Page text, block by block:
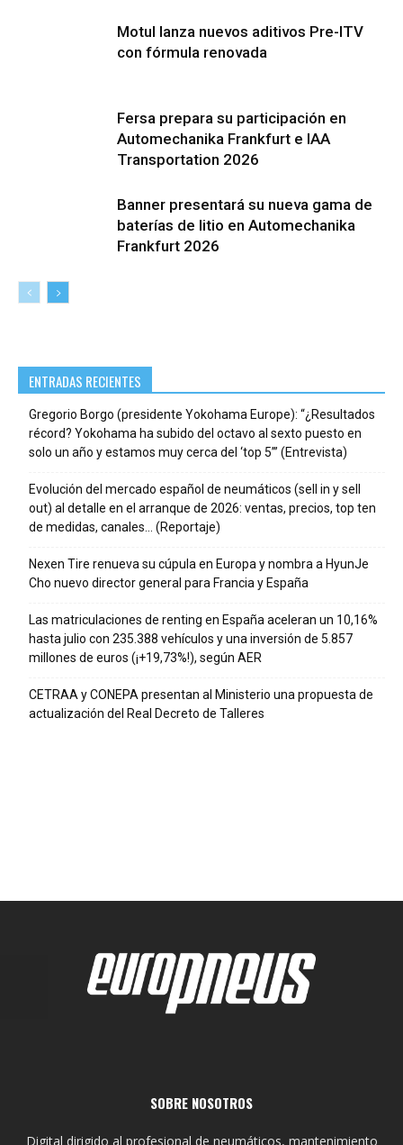
Motul lanza nuevos aditivos Pre-ITV
con fórmula renovada
Fersa prepara su participación en
Automechanika Frankfurt e IAA
Transportation 2026
Banner presentará su nueva gama de
baterías de litio en Automechanika
Frankfurt 2026
ENTRADAS RECIENTES
Gregorio Borgo (presidente Yokohama Europe): “¿Resultados
récord? Yokohama ha subido del octavo al sexto puesto en
solo un año y estamos muy cerca del ‘top 5’” (Entrevista)
Evolución del mercado español de neumáticos (sell in y sell
out) al detalle en el arranque de 2026: ventas, precios, top ten
de medidas, canales… (Reportaje)
Nexen Tire renueva su cúpula en Europa y nombra a HyunJe
Cho nuevo director general para Francia y España
Las matriculaciones de renting en España aceleran un 10,16%
hasta julio con 235.388 vehículos y una inversión de 5.857
millones de euros (¡+19,73%!), según AER
CETRAA y CONEPA presentan al Ministerio una propuesta de
actualización del Real Decreto de Talleres
SOBRE NOSOTROS
Digital dirigido al profesional de neumáticos, mantenimiento